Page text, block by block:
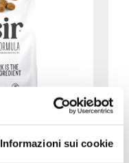
Informazioni sui cookie